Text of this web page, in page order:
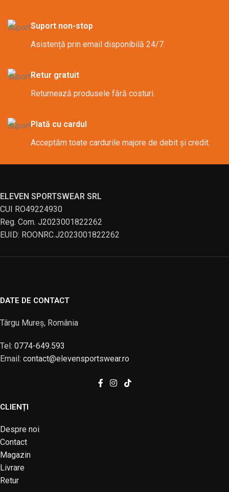
Suport non-stop
Asistență prin email disponibilă 24/7.
Retur gratuit
Returnează produsele fără costuri.
Plată cu cardul
Acceptăm toate cardurile majore de debit și credit.
ELEVEN SPORTSWEAR SRL
CUI RO49224930
Reg. Com. J2023001822262
EUID: ROONRC.J2023001822262
DATE DE CONTACT
Târgu Mureș, România
Tel: 0774-649.593
Email: contact@elevensportswear.ro
CLIENȚI
Despre noi
Contact
Magazin
Livrare
Retur